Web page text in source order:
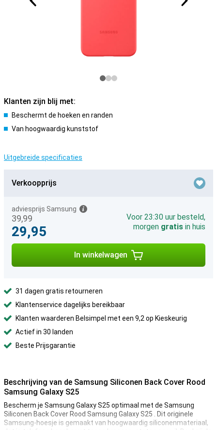
Klanten zijn blij met:
Beschermt de hoeken en randen
Van hoogwaardig kunststof
Uitgebreide specificaties
Verkoopprijs
39,99
adviesprijs Samsung
29,95
Voor 23:30 uur besteld,
morgen gratis in huis
In winkelwagen
31 dagen gratis retourneren
Klantenservice dagelijks bereikbaar
Klanten waarderen Belsimpel met een 9,2 op Kieskeurig
Actief in 30 landen
Beste Prijsgarantie
Beschrijving van de Samsung Siliconen Back Cover Rood
Samsung Galaxy S25
Bescherm je Samsung Galaxy S25 optimaal met de Samsung
Siliconen Back Cover Rood Samsung Galaxy S25 . Dit originele
Samsung-hoesje is gemaakt van hoogwaardig siliconenmateriaal,